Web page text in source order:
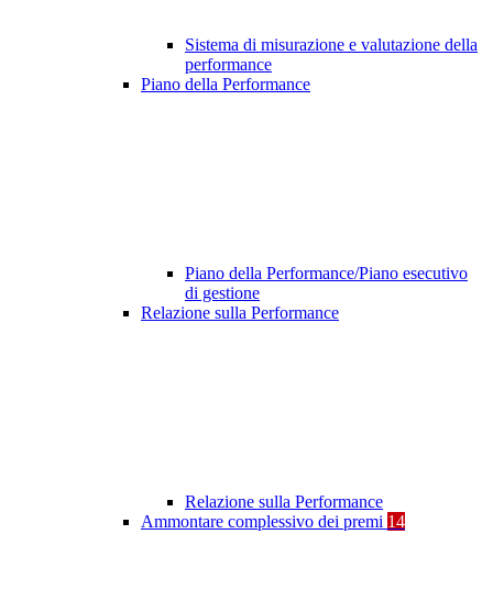
Sistema di misurazione e valutazione della
performance
Piano della Performance
Piano della Performance/Piano esecutivo
di gestione
Relazione sulla Performance
Relazione sulla Performance
Ammontare complessivo dei premi 14